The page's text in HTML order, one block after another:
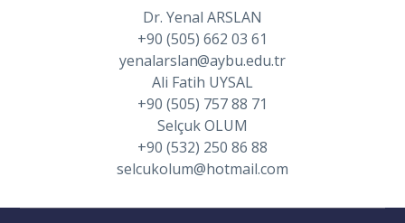
Dr. Yenal ARSLAN
+90 (505) 662 03 61
yenalarslan@aybu.edu.tr
Ali Fatih UYSAL
+90 (505) 757 88 71
Selçuk OLUM
+90 (532) 250 86 88
selcukolum@hotmail.com